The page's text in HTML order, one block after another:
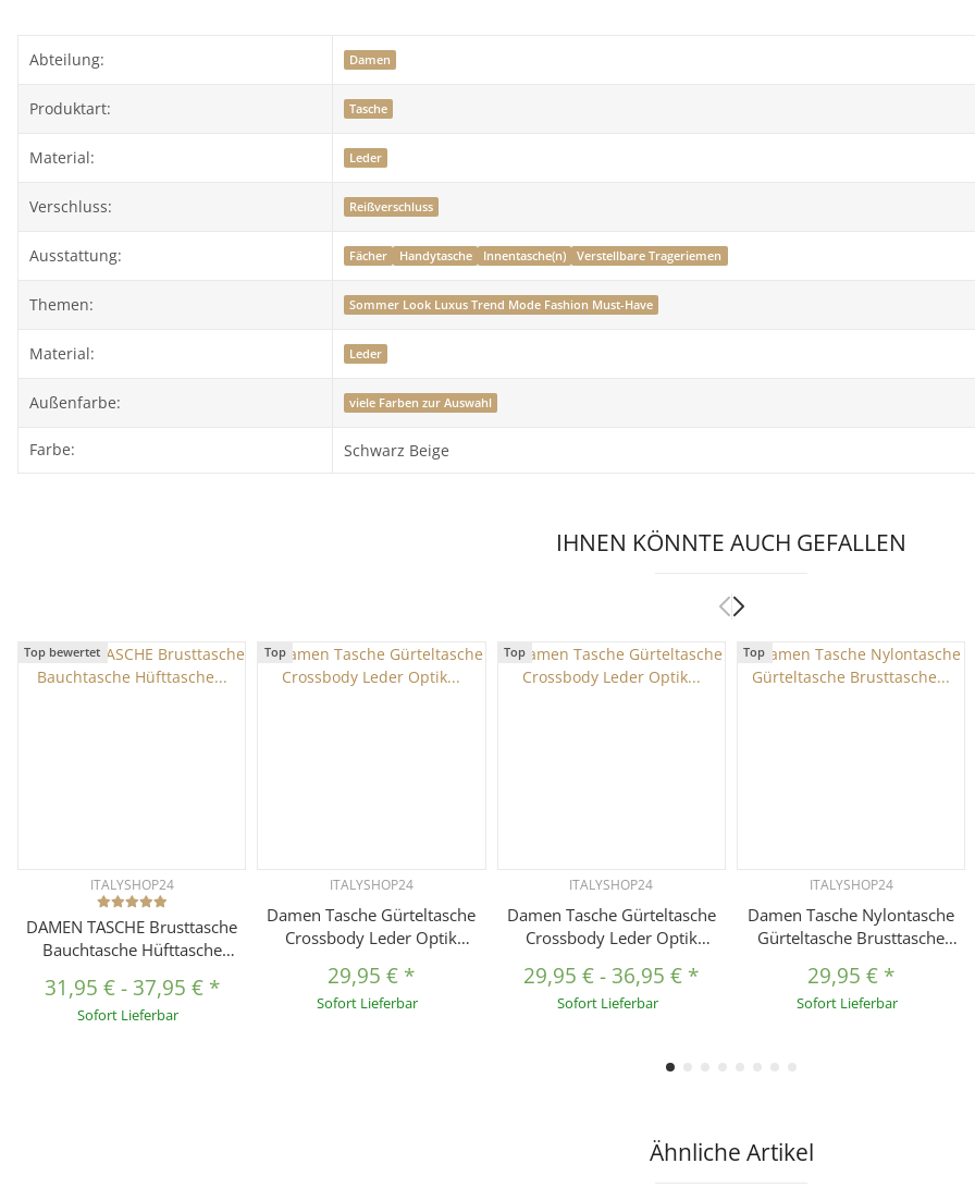
Abteilung: Damen
Produktart: Tasche
Material: Leder
Verschluss: Reißverschluss
Ausstattung: Fächer Handytasche Innentasche(n) Verstellbare Trageriemen
Themen: Sommer Look Luxus Trend Mode Fashion Must-Have
Material: Leder
Außenfarbe: viele Farben zur Auswahl
Farbe: Schwarz Beige
IHNEN KÖNNTE AUCH GEFALLEN
Top bewertet
ITALYSHOP24
DAMEN TASCHE Brusttasche
Bauchtasche Hüfttasche
Schultertasche
Umhängetasche Kunstleder
31,95 €-37,95 € *
Sofort Lieferbar
Top
ITALYSHOP24
Damen Tasche Gürteltasche
Crossbody Leder Optik
Umhängetasche Cross-Over
Bodybag Schultertasche
29,95 € *
Sofort Lieferbar
Top
ITALYSHOP24
Damen Tasche Gürteltasche
Crossbody Leder Optik
Umhängetasche Cross-Over
Bodybag Schultertasche
29,95 €-36,95 € *
Sofort Lieferbar
Top
ITALYSHOP24
Damen Tasche Nylontasche
Gürteltasche Brusttasche
Bauchtasche Bodybag
Umhängetasche Cross-Over
29,95 € *
Sofort Lieferbar
Ähnliche Artikel